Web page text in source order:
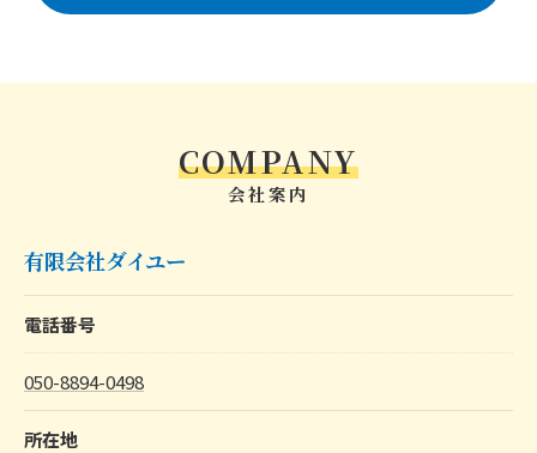
COMPANY
会社案内
有限会社ダイユー
電話番号
050-8894-0498
所在地